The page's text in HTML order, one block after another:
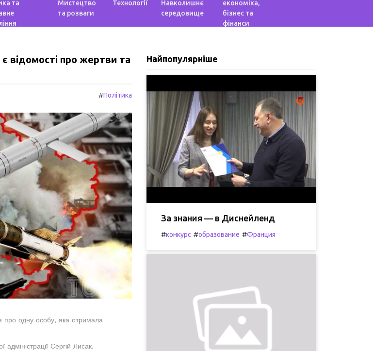
та
Мистецтво
та розваги
Технології
Навколишнє
середовище
економіка,
бізнес та
фінанси
є відомості про жертви та
#Політика
про одну особу, яка отримала
Сергій Лисак.
Найпопулярніше
За знания — в Диснейленд
#конкурс #образование #Франция